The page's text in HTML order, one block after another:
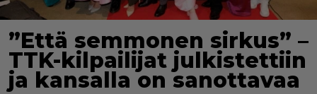
”Että semmonen sirkus” –
TTK-kilpailijat julkistettiin
ja kansalla on sanottavaa